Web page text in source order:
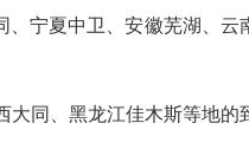
、宁夏中卫、安徽芜湖、云
大同、黑龙江佳木斯等地的